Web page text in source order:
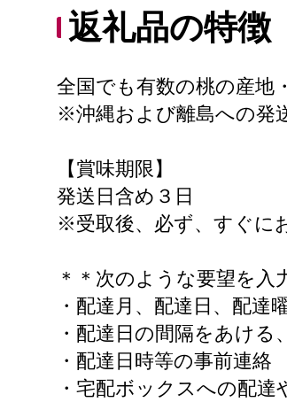
返礼品の特徴
全国でも有数の桃の産地
※沖縄および離島への発
【賞味期限】
発送日含め３日
※受取後、必ず、すぐに
＊＊次のような要望を
・配達月、配達日、配達
・配達日の間隔をあけ
・配達日時等の事前連絡
・宅配ボックスへの配